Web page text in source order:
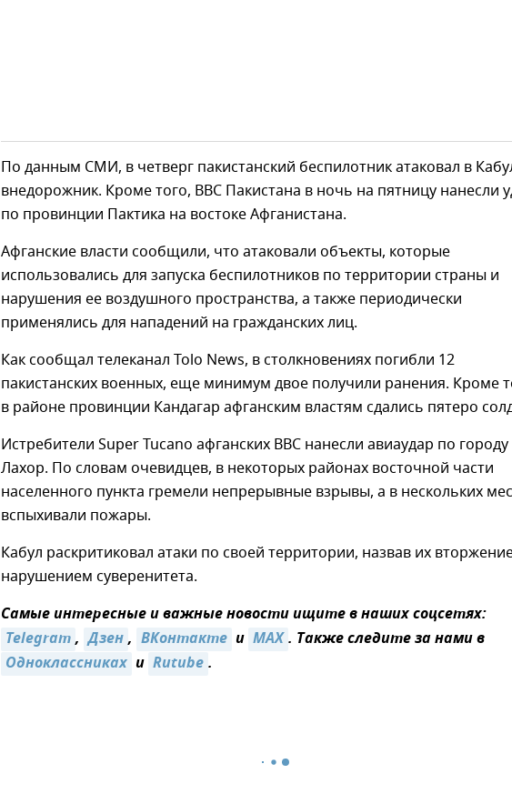
По данным СМИ, в четверг пакистанский беспилотник атаковал в
внедорожник. Кроме того, ВВС Пакистана в ночь на пятницу нанесли
по провинции Пактика на востоке Афганистана.
Афганские власти сообщили, что атаковали объекты, которые
использовались для запуска беспилотников по территории страны и
нарушения ее воздушного пространства, а также периодически
применялись для нападений на гражданских лиц.
Как сообщал телеканал Tolo News, в столкновениях погибли 12
пакистанских военных, еще минимум двое получили ранения. Кроме
в районе провинции Кандагар афганским властям сдались пятеро
Истребители Super Tucano афганских ВВС нанесли авиаудар по городу
Лахор. По словам очевидцев, в некоторых районах восточной части
населенного пункта гремели непрерывные взрывы, а в нескольких
вспыхивали пожары.
Кабул раскритиковал атаки по своей территории, назвав их
нарушением суверенитета.
Самые интересные и важные новости ищите в наших соцсетях:
Telegram, Дзен, ВКонтакте и MAX. Также следите за нами в
Одноклассниках и Rutube.